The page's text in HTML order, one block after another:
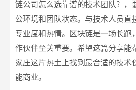
链公司怎么选靠谱的技术团队？，
公环境和团队状态。与技术人员直
专业度和热情。区块链是一场长跑
作伙伴至关重要。希望这篇分享能
家庄这片热土上找到最合适的技术
能商业。